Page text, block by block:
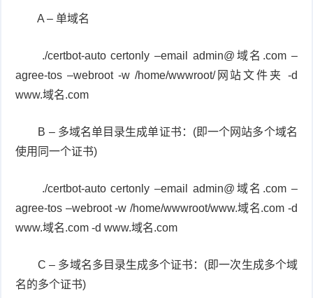
A – 单域名
./certbot-auto certonly –email admin@域名.com –
agree-tos –webroot -w /home/wwwroot/网站文件夹 -d
www.域名.com
B – 多域名单目录生成单证书：(即一个网站多个域名
使用同一个证书)
./certbot-auto certonly –email admin@域名.com –
agree-tos –webroot -w /home/wwwroot/www.域名.com -d
www.域名.com -d www.域名.com
C – 多域名多目录生成多个证书：(即一次生成多个域
名的多个证书)